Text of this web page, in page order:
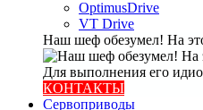
OptimusDrive
VT Drive
Наш шеф обезумел! На
Для выполнения его
КОНТАКТЫ
Сервоприводы